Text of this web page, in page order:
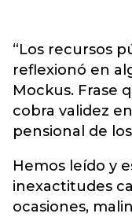
“Los recursos
reflexionó en
Mockus. Frase
cobra validez
pensional de
Hemos leído y
inexactitudes
ocasiones,